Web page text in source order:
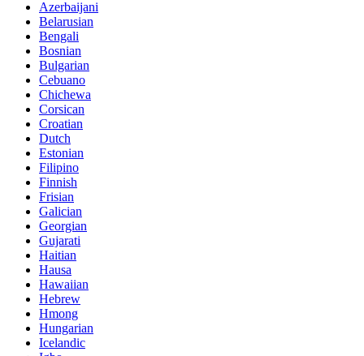
Azerbaijani
Belarusian
Bengali
Bosnian
Bulgarian
Cebuano
Chichewa
Corsican
Croatian
Dutch
Estonian
Filipino
Finnish
Frisian
Galician
Georgian
Gujarati
Haitian
Hausa
Hawaiian
Hebrew
Hmong
Hungarian
Icelandic